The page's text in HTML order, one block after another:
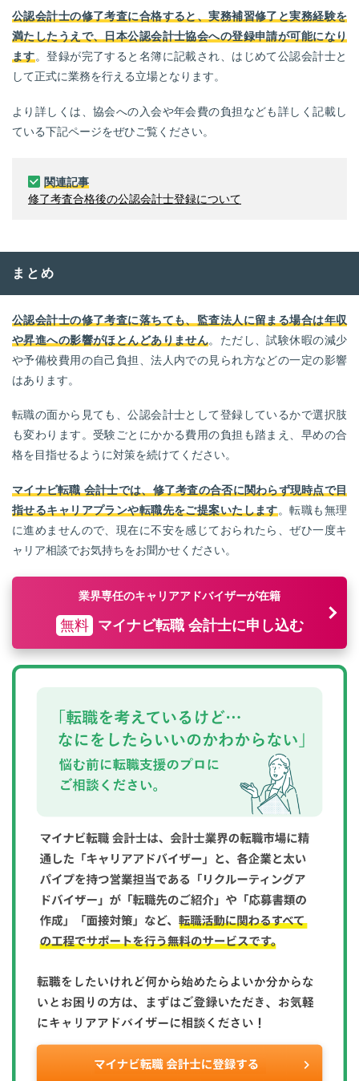
公認会計士の修了考査に合格すると、実務補習修了と実務経験を
満たしたうえで、日本公認会計士協会への登録申請が可能になり
ます。登録が完了すると名簿に記載され、はじめて公認会計士と
して正式に業務を行える立場となります。
より詳しくは、協会への入会や年会費の負担なども詳しく記載し
ている下記ページをぜひご覧ください。
関連記事
修了考査合格後の公認会計士登録について
まとめ
公認会計士の修了考査に落ちても、監査法人に留まる場合は年収
や昇進への影響がほとんどありません。ただし、試験休暇の減少
や予備校費用の自己負担、法人内での見られ方などの一定の影響
はあります。
転職の面から見ても、公認会計士として登録しているかで選択肢
も変わります。受験ごとにかかる費用の負担も踏まえ、早めの合
格を目指せるように対策を続けてください。
マイナビ転職 会計士では、修了考査の合否に関わらず現時点で目
指せるキャリアプランや転職先をご提案いたします。転職も無理
に進めませんので、現在に不安を感じておられたら、ぜひ一度キ
ャリア相談でお気持ちをお聞かせください。
業界専任のキャリアアドバイザーが在籍
無料 マイナビ転職 会計士に申し込む